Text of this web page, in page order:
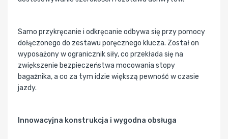
Samo przykręcanie i odkręcanie odbywa się przy pomocy
dołączonego do zestawu poręcznego klucza. Został on
wyposażony w ogranicznik siły, co przekłada się na
zwiększenie bezpieczeństwa mocowania stopy
bagażnika, a co za tym idzie większą pewność w czasie
jazdy.
Innowacyjna konstrukcja i wygodna obsługa